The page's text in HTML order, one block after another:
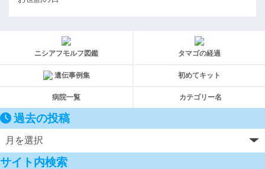
ニシアフモルフ図鑑 タマゴの経過
遺伝事例集 初めてキット
病院一覧 カテゴリー名
過去の投稿
サイト内検索